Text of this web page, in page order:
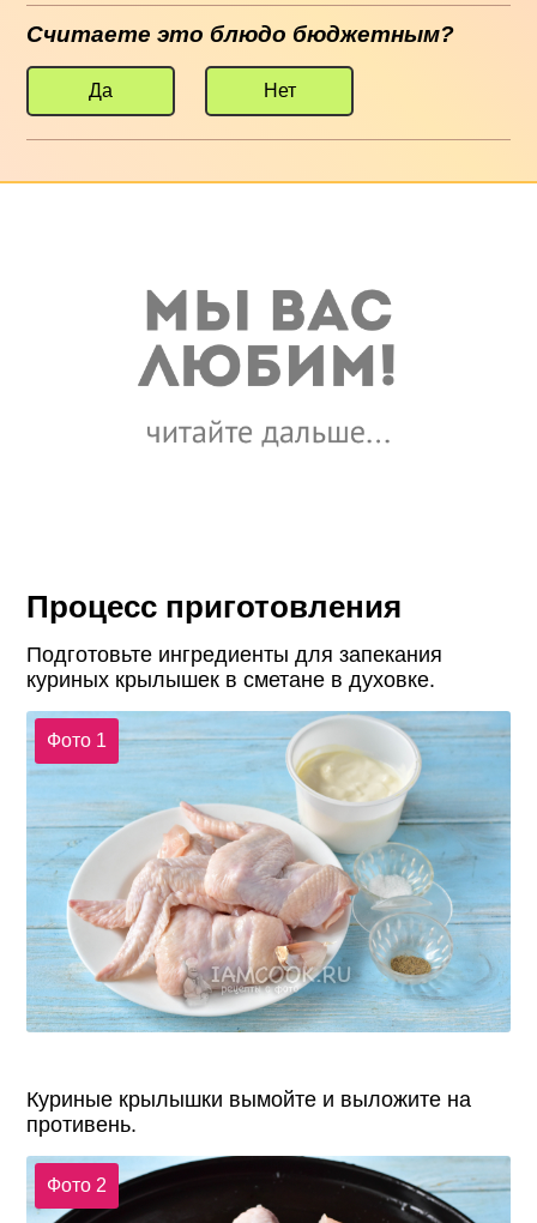
Считаете это блюдо бюджетным?
Да Нет
Процесс приготовления
Подготовьте ингредиенты для запекания
куриных крылышек в сметане в духовке.
Фото 1
Куриные крылышки вымойте и выложите на
противень.
Фото 2